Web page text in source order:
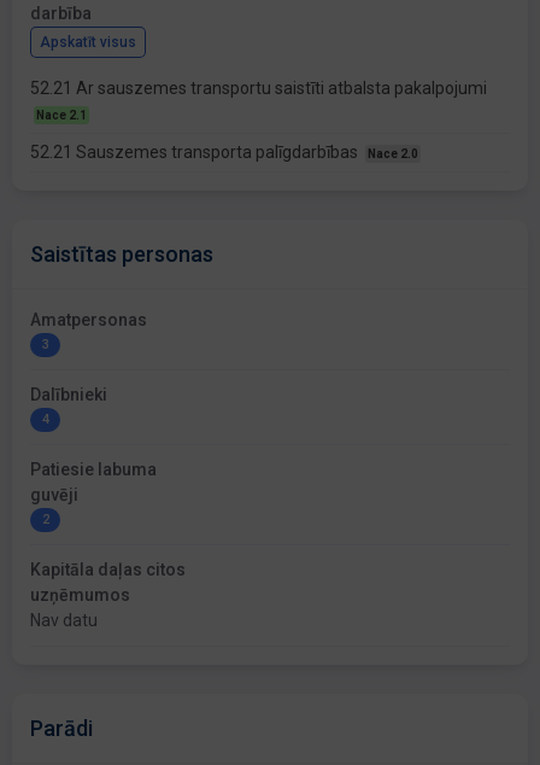
darbība
Apskatīt visus
52.21 Ar sauszemes transportu saistīti atbalsta pakalpojumi
Nace 2.1
52.21 Sauszemes transporta palīgdarbības Nace 2.0
Saistītas personas
Amatpersonas
3
Dalībnieki
4
Patiesie labuma
guvēji
2
Kapitāla daļas citos
uzņēmumos
Nav datu
Parādi